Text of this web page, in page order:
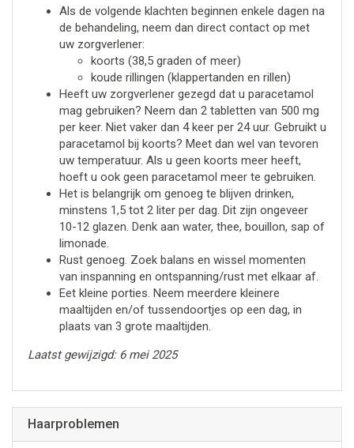
Als de volgende klachten beginnen enkele dagen na
de behandeling, neem dan direct contact op met
uw zorgverlener:
koorts (38,5 graden of meer)
koude rillingen (klappertanden en rillen)
Heeft uw zorgverlener gezegd dat u paracetamol
mag gebruiken? Neem dan 2 tabletten van 500 mg
per keer. Niet vaker dan 4 keer per 24 uur. Gebruikt u
paracetamol bij koorts? Meet dan wel van tevoren
uw temperatuur. Als u geen koorts meer heeft,
hoeft u ook geen paracetamol meer te gebruiken.
Het is belangrijk om genoeg te blijven drinken,
minstens 1,5 tot 2 liter per dag. Dit zijn ongeveer
10-12 glazen. Denk aan water, thee, bouillon, sap of
limonade.
Rust genoeg. Zoek balans en wissel momenten
van inspanning en ontspanning/rust met elkaar af.
Eet kleine porties. Neem meerdere kleinere
maaltijden en/of tussendoortjes op een dag, in
plaats van 3 grote maaltijden.
Laatst gewijzigd: 6 mei 2025
Haarproblemen